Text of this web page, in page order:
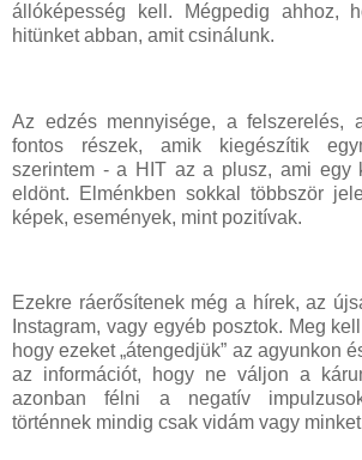
állóképesség kell. Mégpedig ahhoz,
hitünket abban, amit csinálunk.
Az edzés mennyisége, a felszerelés,
fontos részek, amik kiegészítik
szerintem - a HIT az a plusz, ami egy
eldönt. Elménkben sokkal többször
képek, események, mint pozitívak.
Ezekre ráerősítenek még a hírek, az
Instagram, vagy egyéb posztok. Meg
hogy ezeket „átengedjük” az agyunkon
az információt, hogy ne váljon a
azonban félni a negatív
történnek mindig csak vidám vagy